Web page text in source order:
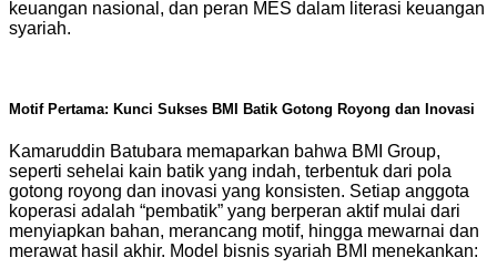
keuangan nasional, dan peran MES dalam literasi keuangan
syariah.
Motif Pertama: Kunci Sukses BMI Batik Gotong Royong dan Inovasi
Kamaruddin Batubara memaparkan bahwa BMI Group,
seperti sehelai kain batik yang indah, terbentuk dari pola
gotong royong dan inovasi yang konsisten. Setiap anggota
koperasi adalah “pembatik” yang berperan aktif mulai dari
menyiapkan bahan, merancang motif, hingga mewarnai dan
merawat hasil akhir. Model bisnis syariah BMI menekankan: